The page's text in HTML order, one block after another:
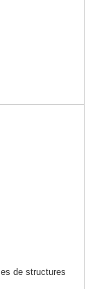
de structures